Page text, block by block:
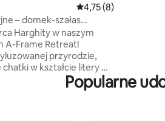
Średnia ocena: 4,75
4,75 (8)
– domek-szałas
Harghity w naszym
A-Frame Retreat!
przyrodzie,
w kształcie litery A
na wypoczynek dla 2-4
w 2024 roku, każdaPopularne